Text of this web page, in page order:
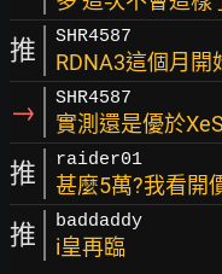
推 SHR4587
RDNA3這個月開
→ SHR4587
實測還是優於
推 raider01
甚麼5萬?我看開
推 baddaddy
i皇再臨